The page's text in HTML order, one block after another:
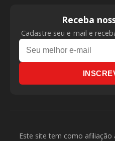
Receba
Cadastre seu e-mail e
Este site tem como